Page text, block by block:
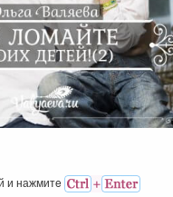
Своих Детей!
(часть 2)
и нажмитe